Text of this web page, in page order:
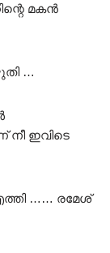
മകൻ
…
നീ ഇവിടെ
…… രമേശ്